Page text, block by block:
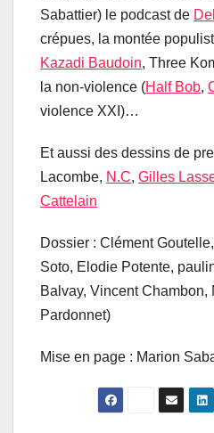
Sabattier) le podcast de
crépues, la montée
Kazadi Baudoin, Three
la non-violence (Half Bob,
violence XXI)…
Et aussi des dessins de
Lacombe, N.C, Gilles
Cattelain
Dossier : Clément
Soto, Elodie Potente,
Balvay, Vincent Chambon,
Pardonnet)
Mise en page : Marion